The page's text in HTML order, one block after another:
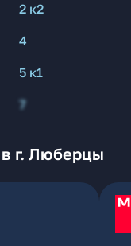
2 к2
4
5 к1
7
г. Люберцы